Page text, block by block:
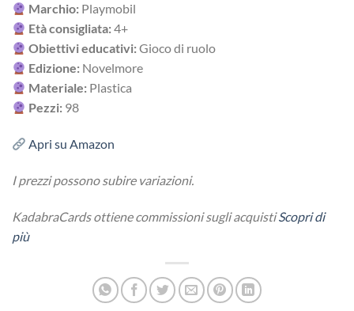
Marchio: Playmobil
Età consigliata:4+
Obiettivi educativi:Gioco di ruolo
Edizione: Novelmore
Materiale: Plastica
Pezzi: 98
Apri su Amazon
I prezzi possono subire variazioni.
KadabraCards ottiene commissioni sugli acquistiScopri di
più